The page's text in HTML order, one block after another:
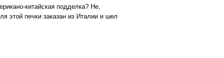
китайская подделка? Не,
этой печки заказан из Италии и шел